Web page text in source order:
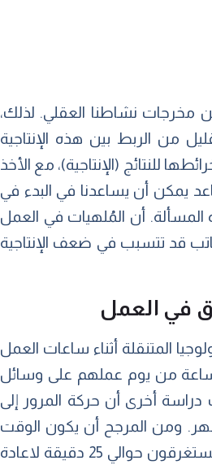
مخرجات نشاطنا العقلي. لذلك،
من الربط بين هذه الإنتاجية
للنتائج (الإنتاجية)، مع الأخذ
يمكن أن يساعدنا في البدء في
أن المُلهيات في العمل
قد تتسبب في ضعف الإنتاجية
في العمل
المتنقلة أثناء ساعات العمل
من يوم عملهم على وسائل
ذلك، وجدت دراسة أخرى أن حركة المرور إلى
ومن المرجح أن يكون الوقت
الضائع الإجمالي أكبر من الوقت الذي يقضيه في تجنب العمل، لأن موظفي المكاتب عادة ما يستغرقون حوالي 25 دقيقة لاعادة